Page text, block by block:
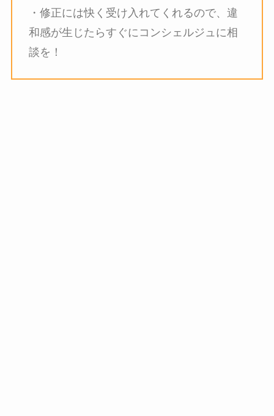
・修正には快く受け入れてくれるので、違
和感が生じたらすぐにコンシェルジュに相
談を！